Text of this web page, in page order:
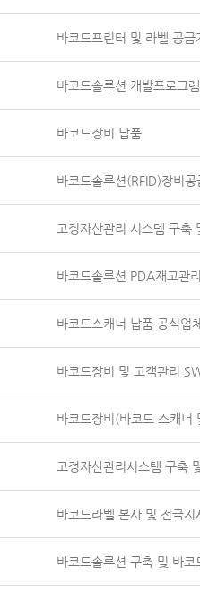
바코드프린터 및 라벨 공급
바코드솔루션 개발프로그
바코드장비 납품
바코드솔루션(RFID)장비
고정자산관리 시스템 구축
바코드솔루션 PDA재고관
바코드스캐너 납품 공식업
바코드장비 및 고객관리
바코드장비(바코드 스캐너
고정자산관리시스템 구축
바코드라벨 본사 및 전국지
바코드솔루션 구축 및 바코